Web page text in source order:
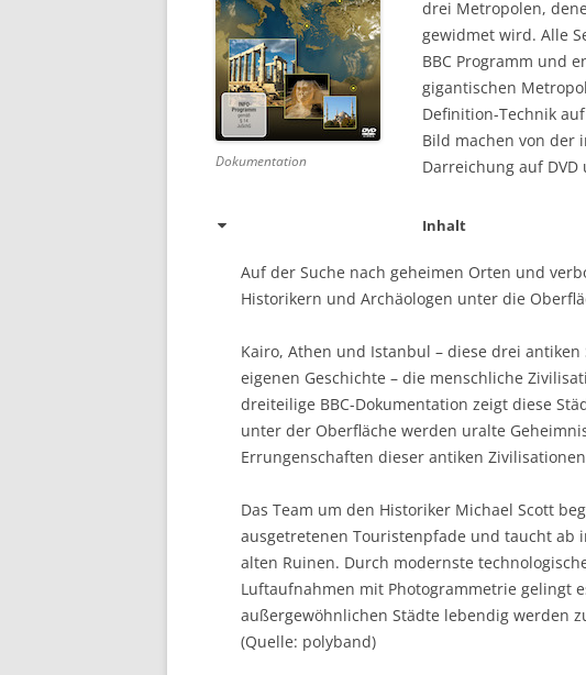
CINEMA
GAMES
HD-DVD
Dokumentation
drei Metropolen,
gewidmet wird. Alle
BBC Programm und
gigantischen
Definition-Technik
Bild machen von der
Darreichung auf
Inhalt
Auf der Suche nach geheimen Orten und
Historikern und Archäologen unter die
Kairo, Athen und Istanbul – diese drei
eigenen Geschichte – die menschliche
dreiteilige BBC-Dokumentation zeigt diese
unter der Oberfläche werden uralte
Errungenschaften dieser antiken
Das Team um den Historiker Michael Scott
ausgetretenen Touristenpfade und taucht ab
alten Ruinen. Durch modernste
Luftaufnahmen mit Photogrammetrie gelingt
außergewöhnlichen Städte lebendig werden
(Quelle: polyband)